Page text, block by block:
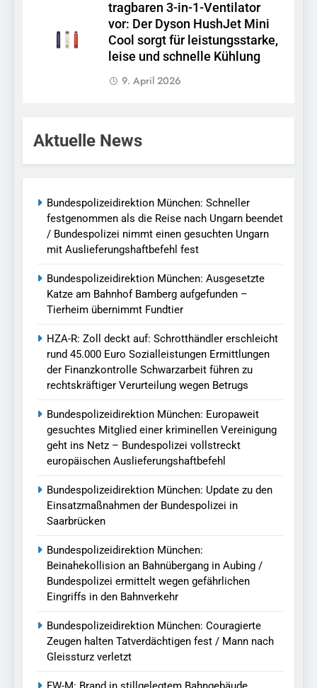
tragbaren 3-in-1-Ventilator
vor: Der Dyson HushJet Mini
Cool sorgt für leistungsstarke,
leise und schnelle Kühlung
9. April 2026
Aktuelle News
Bundespolizeidirektion München: Schneller
festgenommen als die Reise nach Ungarn beendet
/ Bundespolizei nimmt einen gesuchten Ungarn
mit Auslieferungshaftbefehl fest
Bundespolizeidirektion München: Ausgesetzte
Katze am Bahnhof Bamberg aufgefunden –
Tierheim übernimmt Fundtier
HZA-R: Zoll deckt auf: Schrotthändler erschleicht
rund 45.000 Euro Sozialleistungen Ermittlungen
der Finanzkontrolle Schwarzarbeit führen zu
rechtskräftiger Verurteilung wegen Betrugs
Bundespolizeidirektion München: Europaweit
gesuchtes Mitglied einer kriminellen Vereinigung
geht ins Netz – Bundespolizei vollstreckt
europäischen Auslieferungshaftbefehl
Bundespolizeidirektion München: Update zu den
Einsatzmaßnahmen der Bundespolizei in
Saarbrücken
Bundespolizeidirektion München:
Beinahekollision an Bahnübergang in Aubing /
Bundespolizei ermittelt wegen gefährlichen
Eingriffs in den Bahnverkehr
Bundespolizeidirektion München: Couragierte
Zeugen halten Tatverdächtigen fest / Mann nach
Gleissturz verletzt